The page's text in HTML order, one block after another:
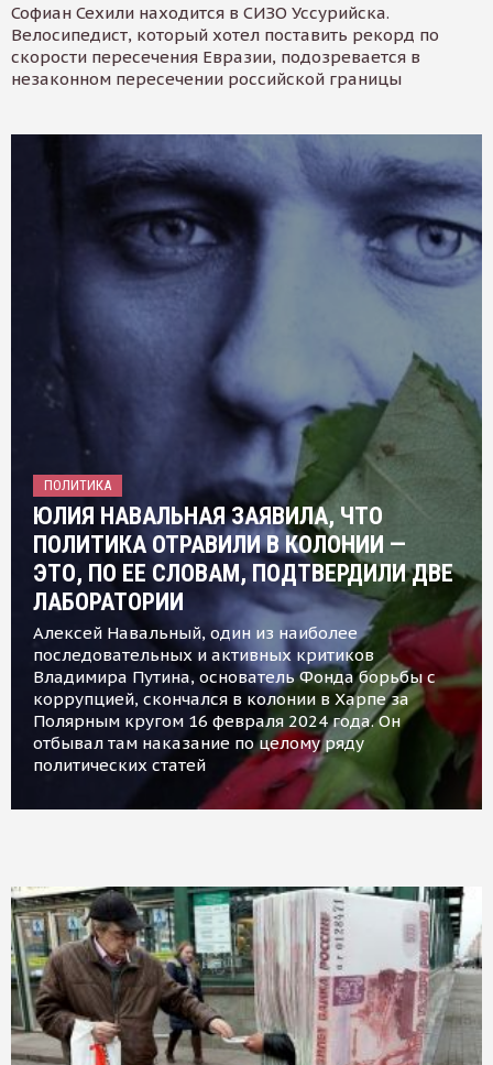
Софиан Сехили находится в СИЗО Уссурийска.
Велосипедист, который хотел поставить рекорд по
скорости пересечения Евразии, подозревается в
незаконном пересечении российской границы
ПОЛИТИКА
ЮЛИЯ НАВАЛЬНАЯ ЗАЯВИЛА, ЧТО
ПОЛИТИКА ОТРАВИЛИ В КОЛОНИИ —
ЭТО, ПО ЕЕ СЛОВАМ, ПОДТВЕРДИЛИ ДВЕ
ЛАБОРАТОРИИ
Алексей Навальный, один из наиболее
последовательных и активных критиков
Владимира Путина, основатель Фонда борьбы с
коррупцией, скончался в колонии в Харпе за
Полярным кругом 16 февраля 2024 года. Он
отбывал там наказание по целому ряду
политических статей